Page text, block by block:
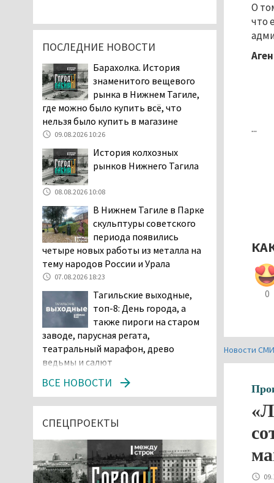
О
что
...
0
Новости
ПОСЛЕДНИЕ НОВОСТИ
Барахолка. История
знаменитого вещевого
рынка в Нижнем Тагиле,
где можно было купить всё, что
нельзя было купить в магазине
09.08.2026 10:26
История колхозных
рынков Нижнего Тагила
08.08.2026 10:08
В Нижнем Тагиле в Парке
скульптуры советского
периода появились
четыре новых работы из металла на
тему народов России и Урала
07.08.2026 18:23
Тагильские выходные,
топ-8: День города, а
также пироги на старом
заводе, парусная регата,
театральный марафон, древо
ведьмы и салют
оставил без изменений
наказание водителю,
наркотического опьянения
07.08.2026 15:35
Пять человек погибли в
ВСЕ НОВОСТИ
СПЕЦПРОЕКТЫ